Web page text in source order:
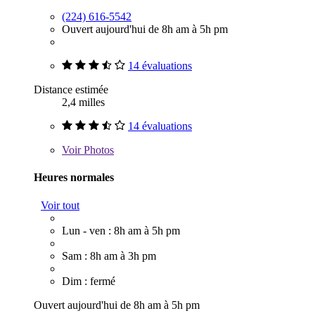
(224) 616-5542
Ouvert aujourd'hui de 8h am à 5h pm
14 évaluations
Distance estimée
2,4 milles
14 évaluations
VoirPhotos
Heures normales
Voir tout
Lun - ven : 8h am à 5h pm
Sam : 8h am à 3h pm
Dim : fermé
Ouvert aujourd'hui de 8h am à 5h pm